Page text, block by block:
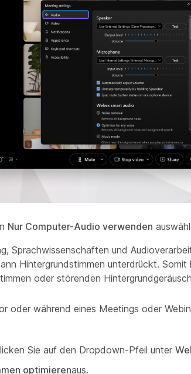
Nur Computer-Audio verwenden
Sprachwissenschaften und
Hintergrundstimmen unterdrückt.
oder störenden
oder während eines Meetings oder
Sie auf den Dropdown-Pfeil unter
optimierenaus.